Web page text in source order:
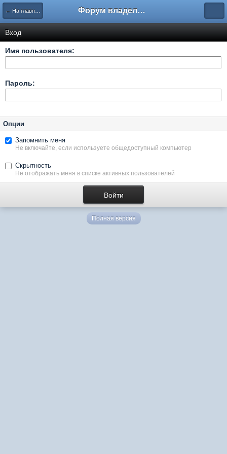
← На главную Форум владельцев интернет-магазинов
Вход
Имя пользователя:
Пароль:
Опции
Запомнить меня
Не включайте, если используете общедоступный компьютер
Скрытность
Не отображать меня в списке активных пользователей
Полная версия